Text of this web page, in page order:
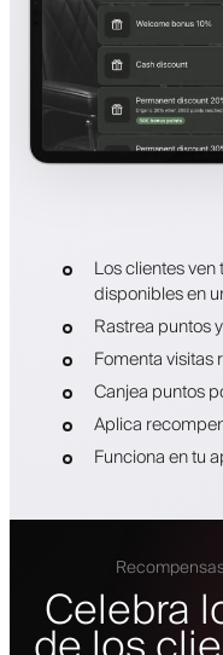
Los clientes
disponibles en
Rastrea puntos
Fomenta visitas
Canjea puntos
Aplica
Funciona en tu
Celebra